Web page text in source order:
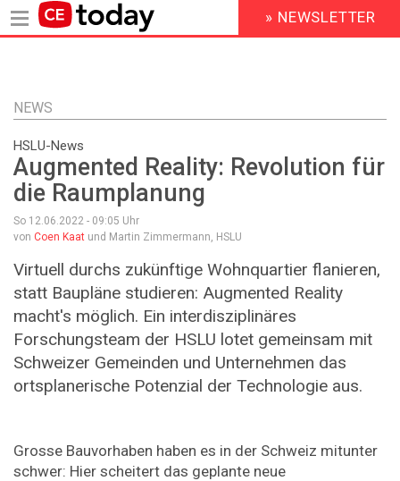
Inhalt
HEADER
MENU
» NEWSLETTER
NEWS
HSLU-News
Augmented Reality: Revolution für
die Raumplanung
So 12.06.2022 - 09:05 Uhr
von Coen Kaat und Martin Zimmermann, HSLU
Virtuell durchs zukünftige Wohnquartier flanieren,
statt Baupläne studieren: Augmented Reality
macht's möglich. Ein interdisziplinäres
Forschungsteam der HSLU lotet gemeinsam mit
Schweizer Gemeinden und Unternehmen das
ortsplanerische Potenzial der Technologie aus.
Grosse Bauvorhaben haben es in der Schweiz mitunter
schwer: Hier scheitert das geplante neue